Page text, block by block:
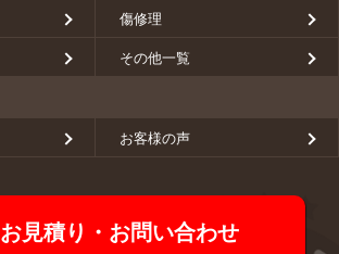
傷修理
その他一覧
お客様の声
お見積り・お問い合わせ